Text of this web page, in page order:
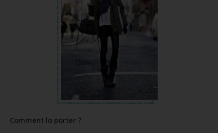
Comment la porter ?